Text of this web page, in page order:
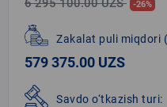
6 295 100.00 UZS -26%
Zakalat puli miqdori
579 375.00 UZS
Savdo o‘tkazish turi: